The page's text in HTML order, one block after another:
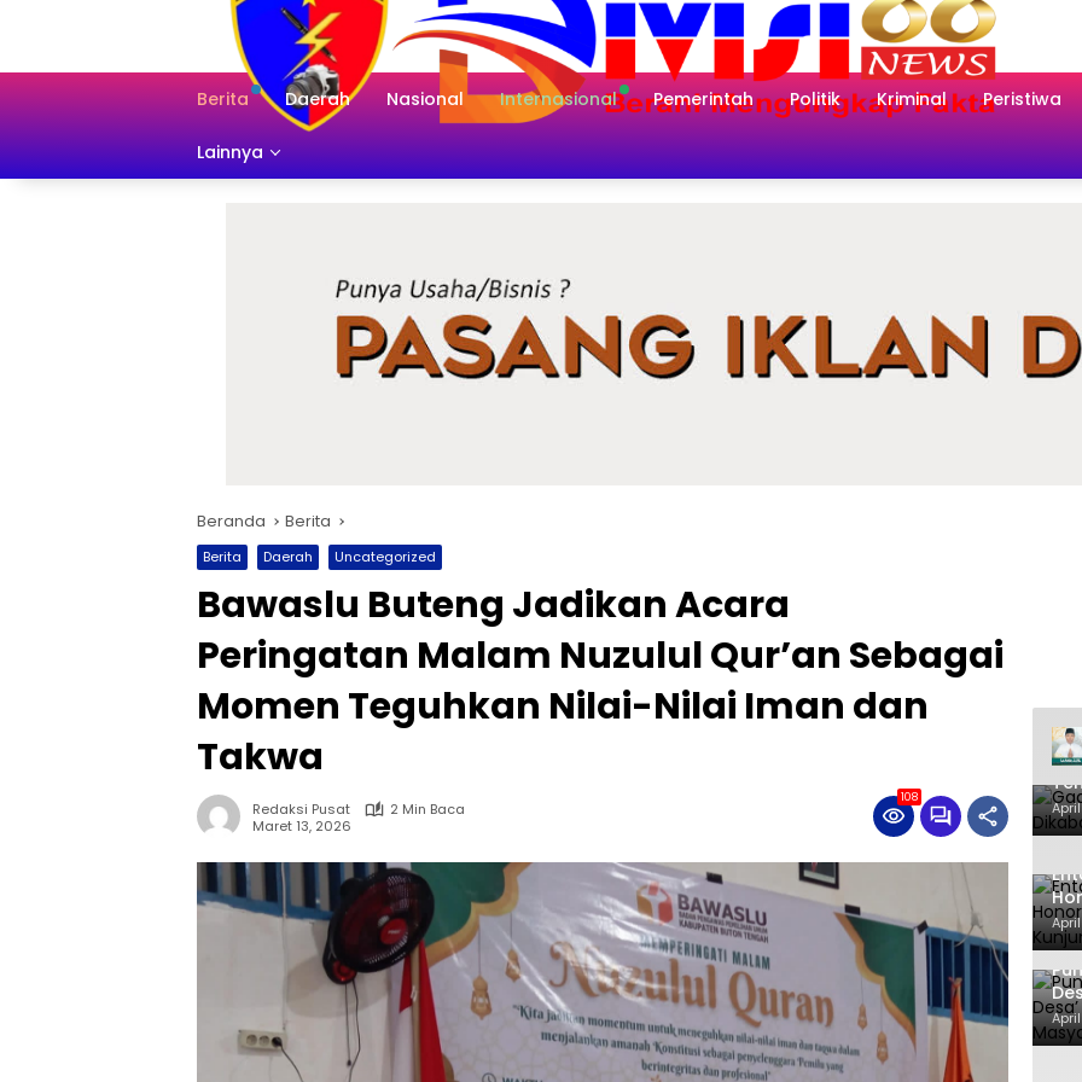
Berita Daerah Nasional Internasional Pemerintah Politik Kriminal Peristiwa
Lainnya
Beranda Berita
Berita Daerah Uncategorized
Bawaslu Buteng Jadikan Acara
Peringatan Malam Nuzulul Qur’an Sebagai
Momen Teguhkan Nilai-Nilai Iman dan
Takwa
Redaksi Pusat
2 Min Baca
Maret 13, 2026
108